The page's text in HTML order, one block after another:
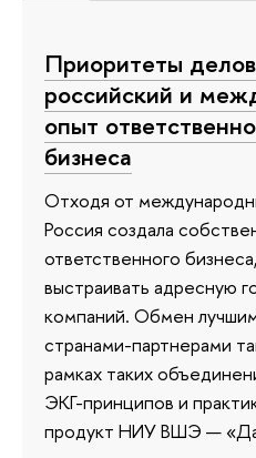
Приоритеты
российский и
опыт
бизнеса
Отходя от
Россия создала
ответственного
выстраивать адресную
компаний. Обмен
странами-партнерами
рамках таких
ЭКГ-принципов и
продукт НИУ ВШЭ —